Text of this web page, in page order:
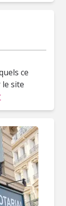
ce
site